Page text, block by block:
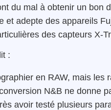
du mal à obtenir un bon
et adepte des appareils
des capteurs X-
:
en RAW, mais les
N&B ne donne
avoir testé plusieurs